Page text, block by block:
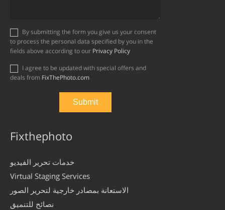
to process the personal data specified by you in the
fields above according to our Privacy Policy
deals from FixThePhoto.com
Fixthephoto
خدمات تحرير الفيديو
Virtual Staging Services
الاستعانة بمصادر خارجية لتحرير الصور
نصائح للتنميق